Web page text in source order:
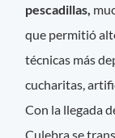
pescadillas,
que permitió
técnicas más
cucharitas,
Con la llegada
Culebra se